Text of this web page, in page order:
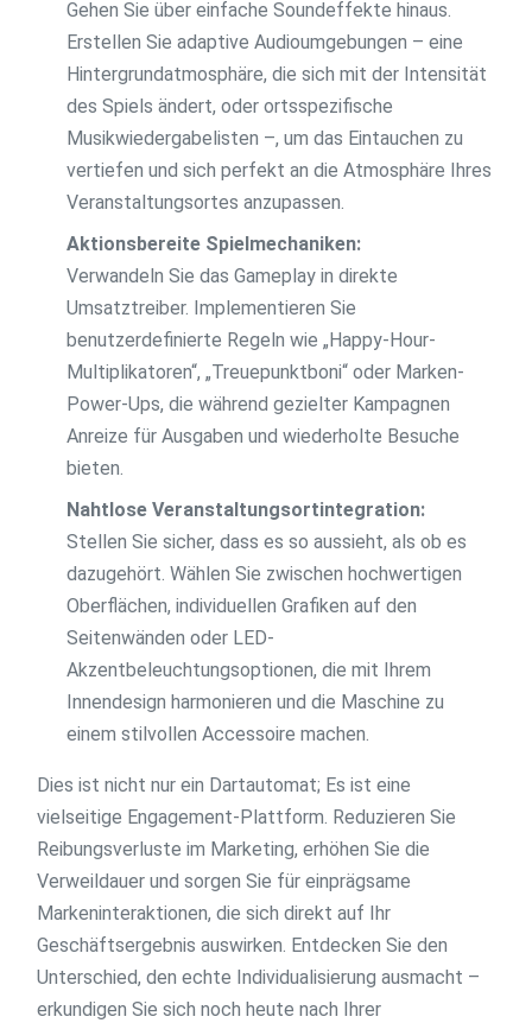
Gehen Sie über einfache Soundeffekte hinaus.
Erstellen Sie adaptive Audioumgebungen – eine
Hintergrundatmosphäre, die sich mit der Intensität
des Spiels ändert, oder ortsspezifische
Musikwiedergabelisten –, um das Eintauchen zu
vertiefen und sich perfekt an die Atmosphäre Ihres
Veranstaltungsortes anzupassen.
Aktionsbereite Spielmechaniken:
Verwandeln Sie das Gameplay in direkte
Umsatztreiber. Implementieren Sie
benutzerdefinierte Regeln wie „Happy-Hour-
Multiplikatoren“, „Treuepunktboni“ oder Marken-
Power-Ups, die während gezielter Kampagnen
Anreize für Ausgaben und wiederholte Besuche
bieten.
Nahtlose Veranstaltungsortintegration:
Stellen Sie sicher, dass es so aussieht, als ob es
dazugehört. Wählen Sie zwischen hochwertigen
Oberflächen, individuellen Grafiken auf den
Seitenwänden oder LED-
Akzentbeleuchtungsoptionen, die mit Ihrem
Innendesign harmonieren und die Maschine zu
einem stilvollen Accessoire machen.
Dies ist nicht nur ein Dartautomat; Es ist eine
vielseitige Engagement-Plattform. Reduzieren Sie
Reibungsverluste im Marketing, erhöhen Sie die
Verweildauer und sorgen Sie für einprägsame
Markeninteraktionen, die sich direkt auf Ihr
Geschäftsergebnis auswirken. Entdecken Sie den
Unterschied, den echte Individualisierung ausmacht –
erkundigen Sie sich noch heute nach Ihrer